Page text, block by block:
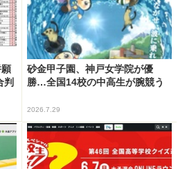
判
砂金甲子園、神戸女学院が優
勝…全国14校の中高生が腕競う
2026.7.29